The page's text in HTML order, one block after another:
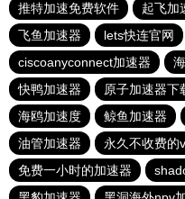
推特加速免费软件
起飞加
飞鱼加速器
lets快连官网
ciscoanyconnect加速器
快鸭加速器
原子加速器下
海鸥加速度
鲸鱼加速器
油管加速器
永久不收费的
免费一小时的加速器